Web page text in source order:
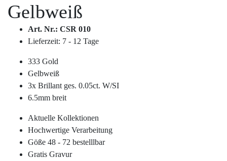
Gelbweiß
Art. Nr.: CSR 010
Lieferzeit: 7 - 12 Tage
333 Gold
Gelbweiß
3x Brillant ges. 0.05ct. W/SI
6.5mm breit
Aktuelle Kollektionen
Hochwertige Verarbeitung
Göße 48 - 72 bestelllbar
Gratis Gravur
Filialen
Ringgröße ermitteln